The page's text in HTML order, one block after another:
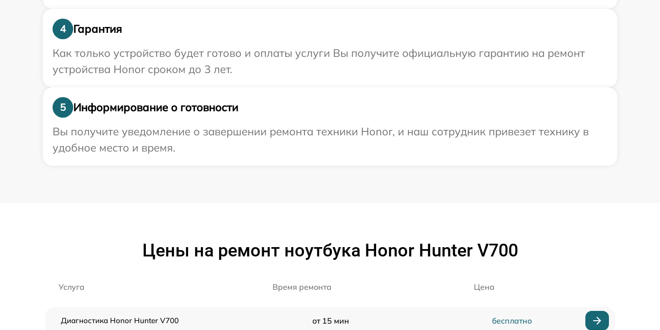
4
Гарантия
Как только устройство будет готово и оплаты услуги Вы получите официальную гарантию на ремонт
устройства Honor сроком до 3 лет.
5
Информирование о готовности
Вы получите уведомление о завершении ремонта техники Honor, и наш сотрудник привезет технику в
удобное место и время.
Цены на ремонт ноутбука Honor Hunter V700
Услуга Время ремонта Цена
Диагностика Honor Hunter V700 от 15 мин бесплатно